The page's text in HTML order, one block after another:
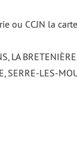
ou CCJN la
BRETENIÈRE,
SERRE-LES-